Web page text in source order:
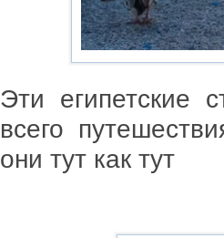
Эти египетские
всего
они тут как тут